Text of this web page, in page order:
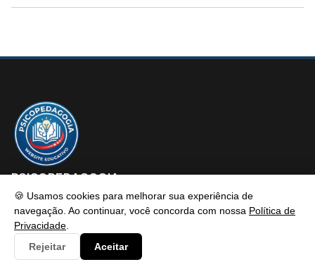
🍪 Usamos cookies para melhorar sua experiência de
navegação. Ao continuar, você concorda com nossa Política de
Privacidade
Rejeitar
Aceitar
PSICOPEDAGOGIA
Psicopedagogia é um portal de conteúdo educativo e atualizado
com foco em informar e resolver os problemas dos alunos de